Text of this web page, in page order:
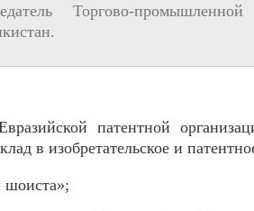
Торгово-
Евразийской патентной
в изобретательское и